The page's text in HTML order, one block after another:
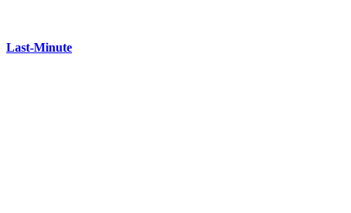
Last-Minute